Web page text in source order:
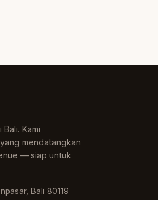
Kami
mendatangkan
— siap untuk
Bali 80119